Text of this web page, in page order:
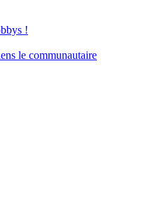
!
le communautaire